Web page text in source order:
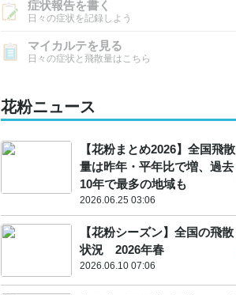
症状報告を書く
日々の症状を記録しよう
マイカルテを見る
日々の症状と飛散量はこちら
花粉ニュース
【花粉まとめ2026】全国飛散
量は昨年・平年比で増、過去
10年で最多の地域も
2026.06.25 03:06
【花粉シーズン】全国の飛散
状況 2026年春
2026.06.10 07:06